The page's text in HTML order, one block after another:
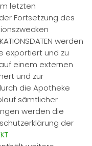
letzten
Fortsetzung des
werden
exportiert und zu
einem externen
und zur
die Apotheke
sämtlicher
werden die
der